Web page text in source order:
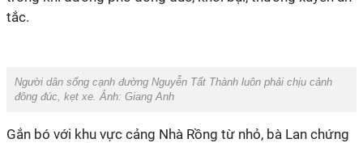
tắc.
Người dân sống cạnh đường Nguyễn Tất Thành luôn phải chịu cảnh
đông đúc, kẹt xe. Ảnh: Giang Anh
Gắn bó với khu vực cảng Nhà Rồng từ nhỏ, bà Lan chứng